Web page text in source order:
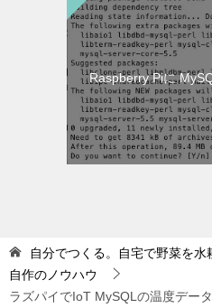
Raspberry Piに
自分でつくる。自宅で野菜を水
自作のノウハウ
ラズパイでIoT MySQLの温度デー